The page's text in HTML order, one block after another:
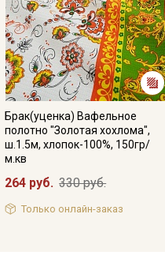
Брак(уценка) Вафельное
полотно "Золотая хохлома",
ш.1.5м, хлопок-100%, 150гр/
м.кв
264 руб. 330 руб.
Только онлайн-заказ